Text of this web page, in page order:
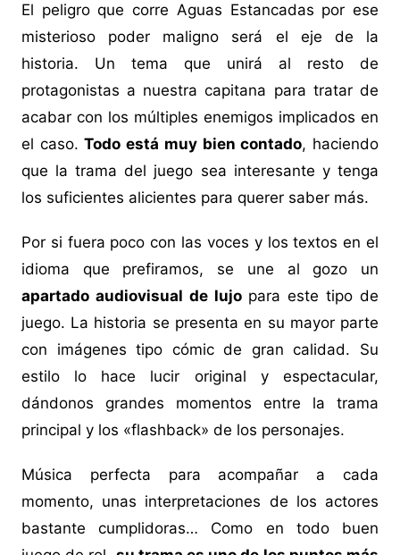
El peligro que corre Aguas Estancadas por ese
misterioso poder maligno será el eje de la
historia. Un tema que unirá al resto de
protagonistas a nuestra capitana para tratar de
acabar con los múltiples enemigos implicados en
el caso.Todo está muy bien contado, haciendo
que la trama del juego sea interesante y tenga
los suficientes alicientes para querer saber más.
Por si fuera poco con las voces y los textos en el
idioma que prefiramos, se une al gozo un
apartado audiovisual de lujopara este tipo de
juego. La historia se presenta en su mayor parte
con imágenes tipo cómic de gran calidad. Su
estilo lo hace lucir original y espectacular,
dándonos grandes momentos entre la trama
principal y los «flashback» de los personajes.
Música perfecta para acompañar a cada
momento, unas interpretaciones de los actores
bastante cumplidoras… Como en todo buen